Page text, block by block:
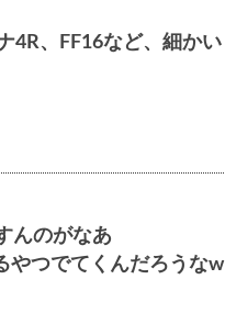
4R、FF16など、細かい
んのがなあ
やつでてくんだろうなw